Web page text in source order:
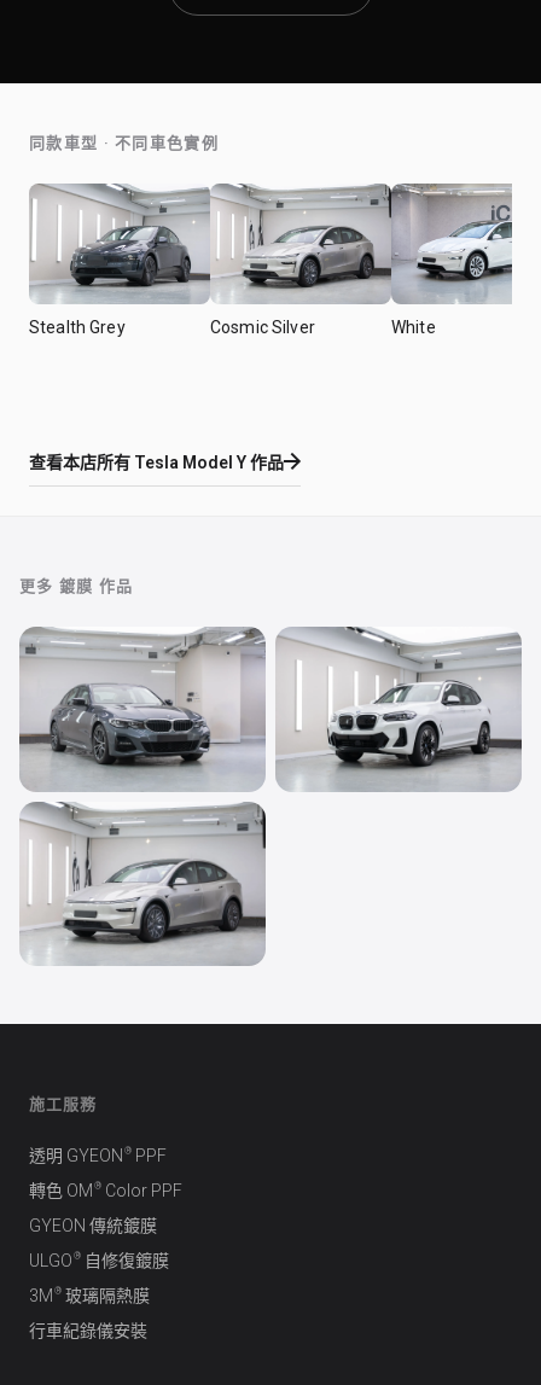
同款車型 · 不同車色實例
Stealth Grey Cosmic Silver White
查看本店所有 Tesla Model Y作品
更多 鍍膜 作品
鍍膜
BMW THE 3
Tesla Model Y L
施工服務
透明 GYEON ® PPF
轉色 OM ® Color PPF
GYEON 傳統鍍膜
ULGO ® 自修復鍍膜
3M ® 玻璃隔熱膜
行車紀錄儀安裝